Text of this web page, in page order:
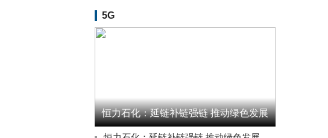
5G
恒力石化：延链补链强链 推动绿色发展